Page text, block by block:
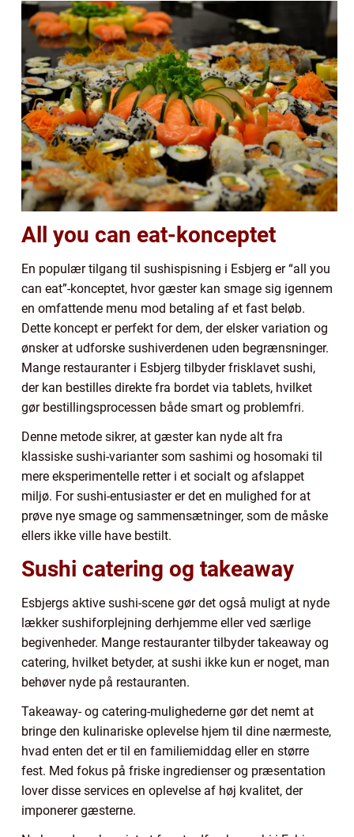
All you can eat-konceptet
En populær tilgang til sushispisning i Esbjerg er “all you
can eat”-konceptet, hvor gæster kan smage sig igennem
en omfattende menu mod betaling af et fast beløb.
Dette koncept er perfekt for dem, der elsker variation og
ønsker at udforske sushiverdenen uden begrænsninger.
Mange restauranter i Esbjerg tilbyder frisklavet sushi,
der kan bestilles direkte fra bordet via tablets, hvilket
gør bestillingsprocessen både smart og problemfri.
Denne metode sikrer, at gæster kan nyde alt fra
klassiske sushi-varianter som sashimi og hosomaki til
mere eksperimentelle retter i et socialt og afslappet
miljø. For sushi-entusiaster er det en mulighed for at
prøve nye smage og sammensætninger, som de måske
ellers ikke ville have bestilt.
Sushi catering og takeaway
Esbjergs aktive sushi-scene gør det også muligt at nyde
lækker sushiforplejning derhjemme eller ved særlige
begivenheder. Mange restauranter tilbyder takeaway og
catering, hvilket betyder, at sushi ikke kun er noget, man
behøver nyde på restauranten.
Takeaway- og catering-mulighederne gør det nemt at
bringe den kulinariske oplevelse hjem til dine nærmeste,
hvad enten det er til en familiemiddag eller en større
fest. Med fokus på friske ingredienser og præsentation
lover disse services en oplevelse af høj kvalitet, der
imponerer gæsterne.